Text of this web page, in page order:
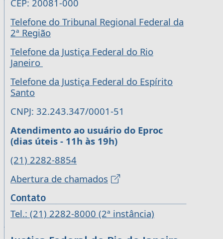
CEP: 20081-000
Telefone do Tribunal Regional Federal da
2ª Região
Telefone da Justiça Federal do Rio
Janeiro
Telefone da Justiça Federal do Espírito
Santo
CNPJ: 32.243.347/0001-51
Atendimento ao usuário do Eproc
(dias úteis - 11h às 19h)
(21) 2282-8854
Abertura de chamados
Contato
Tel.: (21) 2282-8000 (2ª instância)